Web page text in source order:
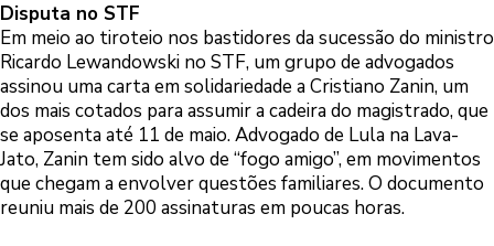
Disputa no STF
Em meio ao tiroteio nos bastidores da sucessão do ministro
Ricardo Lewandowski no STF, um grupo de advogados
assinou uma carta em solidariedade a Cristiano Zanin, um
dos mais cotados para assumir a cadeira do magistrado, que
se aposenta até 11 de maio. Advogado de Lula na Lava-
Jato, Zanin tem sido alvo de “fogo amigo”, em movimentos
que chegam a envolver questões familiares. O documento
reuniu mais de 200 assinaturas em poucas horas.